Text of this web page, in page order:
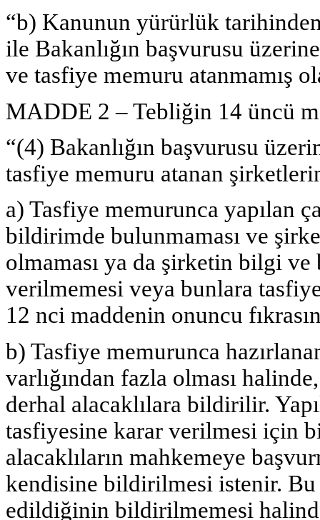
“b) Kanunun yürürlük
ile Bakanlığın başvurusu
ve tasfiye memuru atanmamış
MADDE 2 – Tebliğin 14 üncü
“(4) Bakanlığın başvurusu
tasfiye memuru atanan
a) Tasfiye memurunca yapılan
bildirimde bulunmaması ve
olmaması ya da şirketin bilgi
verilmemesi veya bunlara
12 nci maddenin onuncu
b) Tasfiye memurunca
varlığından fazla olması
derhal alacaklılara bildirilir.
tasfiyesine karar verilmesi için
alacaklıların mahkemeye
kendisine bildirilmesi istenir.
edildiğinin bildirilmemesi